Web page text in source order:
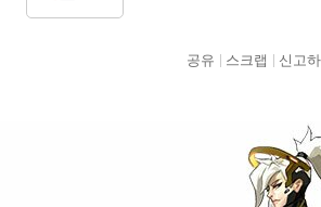
공유 스크랩 신고